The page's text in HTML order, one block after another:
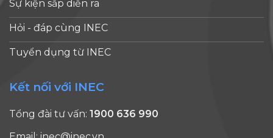
Tìm kiếm khóa học
Truy tìm học bổng
Chi phí du học mới nhất
Sự kiện sắp diễn ra
Hỏi - đáp cùng INEC
Tuyển dụng từ INEC